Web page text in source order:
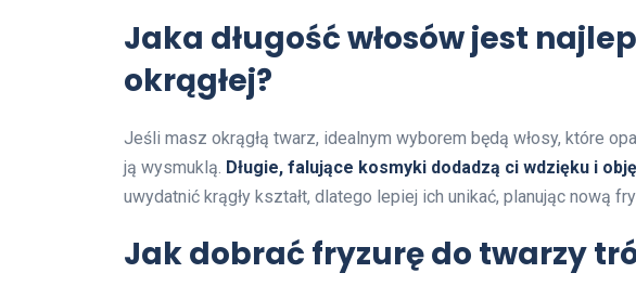
Jaka długość włosów jest
okrągłej?
Jeśli masz okrągłą twarz, idealnym wyborem będą włosy, które
ją wysmuklą. Długie, falujące kosmyki dodadzą ci wdzięku i
uwydatnić krągły kształt, dlatego lepiej ich unikać, planując nową
Jak dobrać fryzurę do twarzy